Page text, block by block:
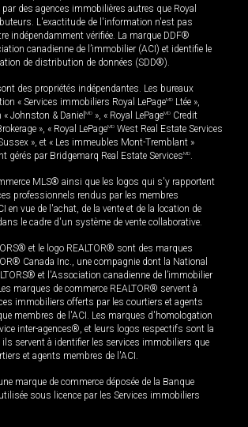
des agences immobilières autres que Royal
L'exactitude de l'information n'est pas
indépendamment vérifiée. La marque DDF®
canadienne de l’immobilier (ACI) et identifie le
de distribution de données (SDD®).
des propriétés indépendantes. Les bureaux
« Services immobiliers Royal LePageMD Ltée »,
Johnston & Daniel MD », « Royal LePageMD Credit
», « Royal LePageMD West Real Estate Services
», et « Les immeubles Mont-Tremblant »
gérés par Bridgemarq Real Estate ServicesMD.
MLS® ainsi que les logos qui s'y rapportent
professionnels rendus par les membres
en vue de l'achat, de la vente et de la location de
le cadre d'un système de vente collaborative.
et le logo REALTOR® sont des marques
Canada Inc., une compagnie dont la National
et l'Association canadienne de l’immobilier
marques de commerce REALTOR® servent à
immobiliers offerts par les courtiers et agents
membres de l'ACI. Les marques d'homologation
inter-agences®, et leurs logos respectifs sont la
ils servent à identifier les services immobiliers que
et agents membres de l'ACI.
marque de commerce déposée de la Banque
sous licence par les Services immobiliers